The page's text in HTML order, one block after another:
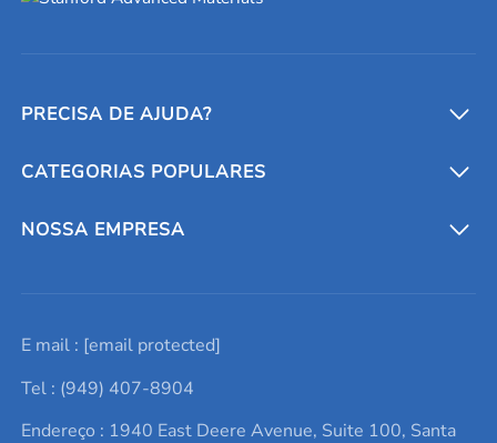
PRECISA DE AJUDA?
Conversores e calculadoras
Entre em contato conosco
Lista de consultas
Termos e Condições
CATEGORIAS POPULARES
Metais refratários
Elementos de terras raras
Alvos de pulverização catódica
NOSSA EMPRESA
Promoções atuais
Notícias e blogs
E mail : [email protected]
Tel : (949) 407-8904
Endereço : 1940 East Deere Avenue, Suite 100, Santa